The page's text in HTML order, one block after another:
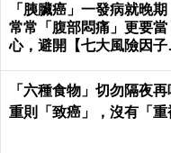
「胰臟癌」一發病就晚期
常常「腹部悶痛」更要當
心，避開【七大風險因子
alth
「六種食物」切勿隔夜再
重則「致癌」，沒有「